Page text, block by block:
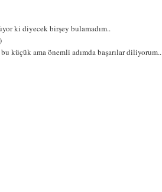
ki diyecek birşey bulamadım..
küçük ama önemli adımda başarılar diliyorum..